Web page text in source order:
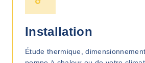
Installation
Étude thermique,